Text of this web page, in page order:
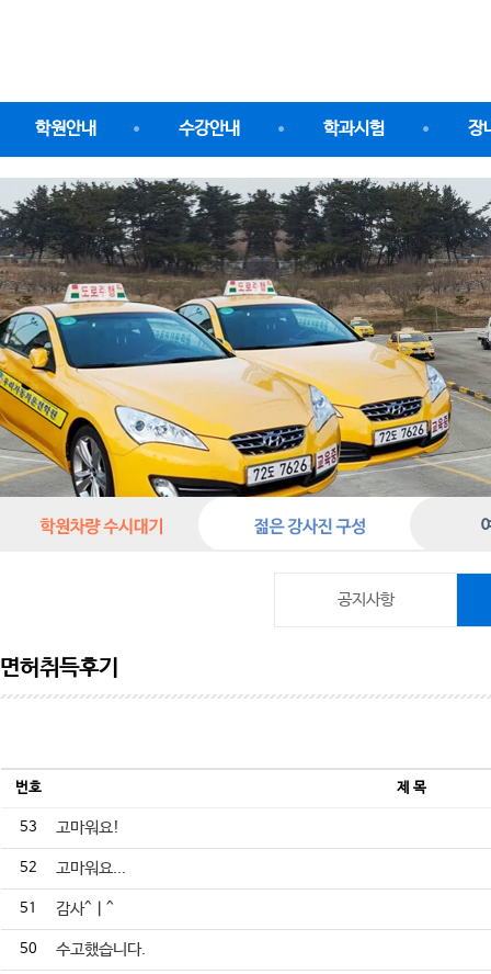
학원안내 수강안내 학과시험 장
공지사항
면허취득후기
번호 제 목
53 고마워요!
52 고마워요...
51 감사^ㅣ^
50 수고했습니다.